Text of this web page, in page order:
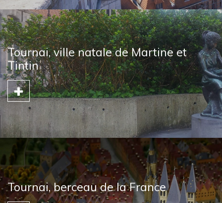
Tournai, ville natale de Martine et
Tintin
Tournai, berceau de la France